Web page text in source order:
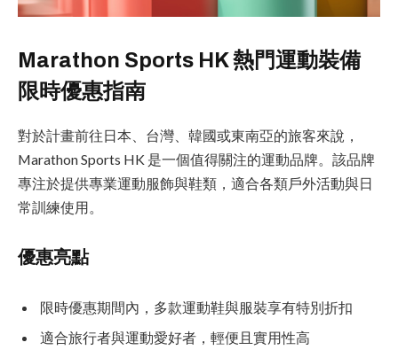
Marathon Sports HK 熱門運動裝備
限時優惠指南
對於計畫前往日本、台灣、韓國或東南亞的旅客來說，
Marathon Sports HK 是一個值得關注的運動品牌。該品牌
專注於提供專業運動服飾與鞋類，適合各類戶外活動與日
常訓練使用。
優惠亮點
限時優惠期間內，多款運動鞋與服裝享有特別折扣
適合旅行者與運動愛好者，輕便且實用性高